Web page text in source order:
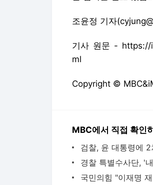
조윤정 기자
기사 원문 - https://
ml
Copyright ©
MBC에서 직접 확인